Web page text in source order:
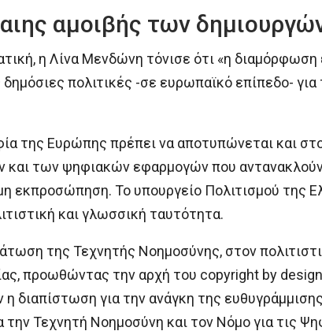
αμοιβής των
η Λίνα Μενδώνη τόνισε ότι «η διαμόρφωση
πολιτικές -σε ευρωπαϊκό επίπεδο-
της Ευρώπης πρέπει να αποτυπώνεται και
των ψηφιακών εφαρμογών που
εκπροσώπηση. Το υπουργείο Πολιτισμού της
και γλωσσική ταυτότητα.
της Τεχνητής Νοημοσύνης, στον
προωθώντας την αρχή του copyright by
διαπίστωση για την ανάγκη της
την Τεχνητή Νοημοσύνη και τον Νόμο για τις